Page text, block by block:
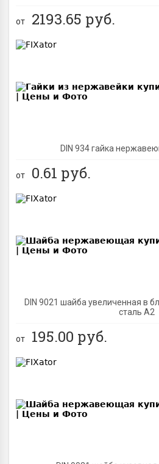
от 2193.65 руб.
DIN 934 гайка
от 0.61 руб.
DIN 9021 шайба увеличенная в
сталь A2
от 195.00 руб.